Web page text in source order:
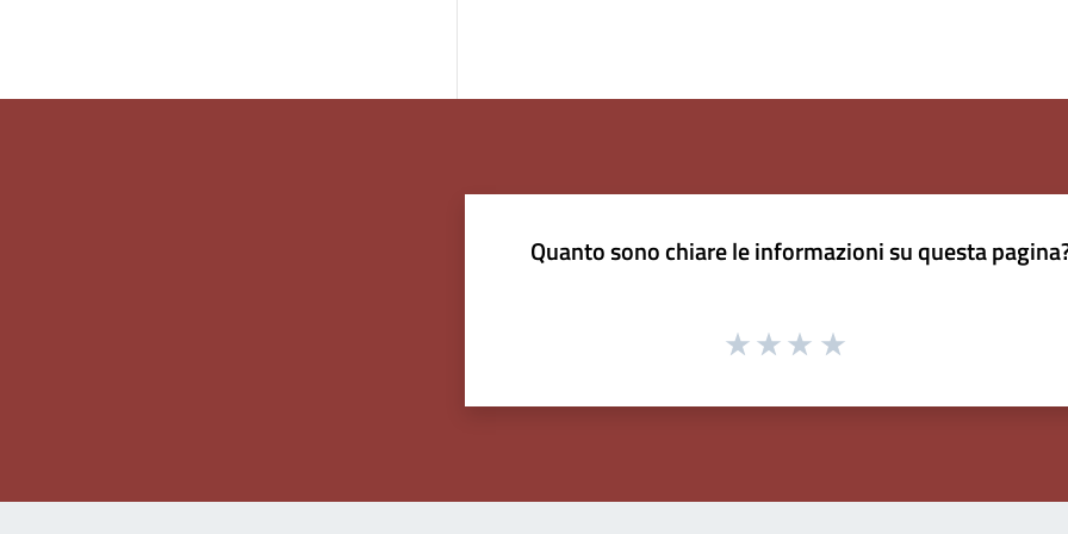
Quanto sono chiare le informazioni su questa